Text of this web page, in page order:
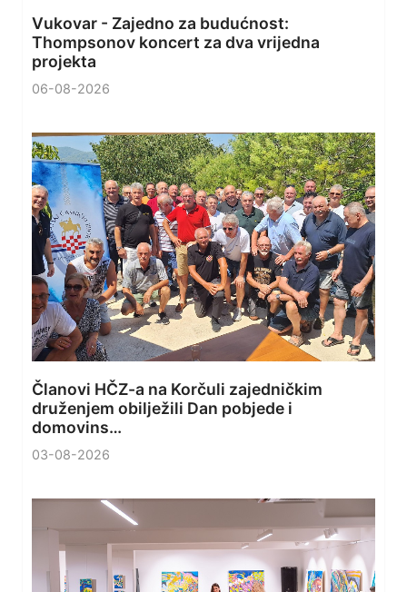
Vukovar - Zajedno za budućnost:
Thompsonov koncert za dva vrijedna
projekta
06-08-2026
Članovi HČZ-a na Korčuli zajedničkim
druženjem obilježili Dan pobjede i
domovins…
03-08-2026